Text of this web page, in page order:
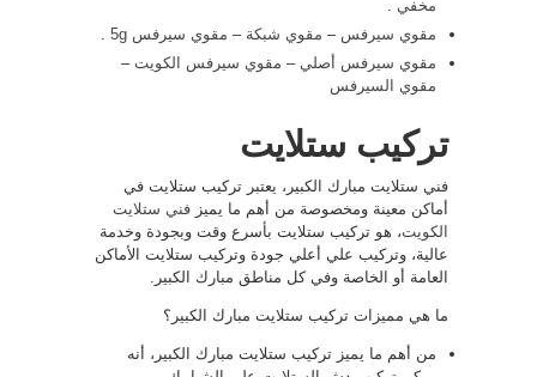
مخفي
مقوي سيرفس – مقوي شبكة – مقوي سيرفس 5g
مقوي سيرفس أصلي – مقوي سيرفس الكويت –
مقوي السيرفس
تركيب ستلايت
فني ستلايت مبارك الكبير، يعتبر تركيب ستلايت في
أماكن معينة ومخصوصة من أهم ما يميز فني ستلايت
الكويت، هو تركيب ستلايت بأسرع وقت وبجودة وخدمة
عالية، وتركيب علي أعلي جودة وتركيب ستلايت الأماكن
العامة أو الخاصة وفي كل مناطق مبارك الكبير.
ما هي مميزات تركيب ستلايت مبارك الكبير؟
من أهم ما يميز تركيب ستلايت مبارك الكبير، أنه